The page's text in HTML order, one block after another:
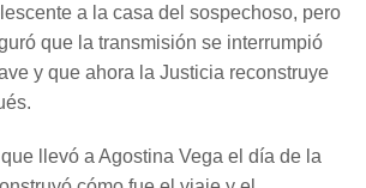
a la casa del sospechoso, pero
que la transmisión se interrumpió
y que ahora la Justicia reconstruye
llevó a Agostina Vega el día de la